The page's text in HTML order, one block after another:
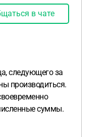
в чате
следующего за
производиться.
суммы.